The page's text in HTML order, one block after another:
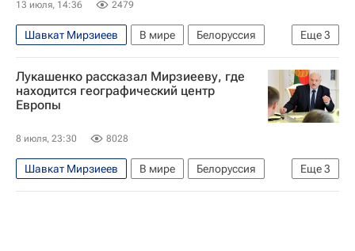
13 июля, 14:36 2479
Еще3
Шавкат Мирзиеев В мире
Белоруссия
Узбекистан
Минск Александр Лукашенко
Лукашенко рассказал Мирзиееву, где
находится географический центр
Европы
8 июля, 23:30 8028
Еще3
Шавкат Мирзиеев В мире
Белоруссия
Европа
Узбекистан Александр Лукашенко